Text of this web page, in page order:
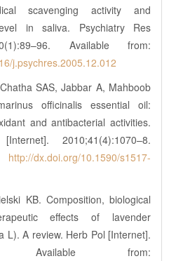
scavenging activity and
in saliva. Psychiatry Res
Available from:
j.psychres.2005.12.012
SAS, Jabbar A, Mahboob
officinalis essential oil:
and antibacterial activities.
2010;41(4):1070–8.
http://dx.doi.org/10.1590/s1517-
KB. Composition, biological
effects of lavender
L). A review. Herb Pol [Internet].
Available from: